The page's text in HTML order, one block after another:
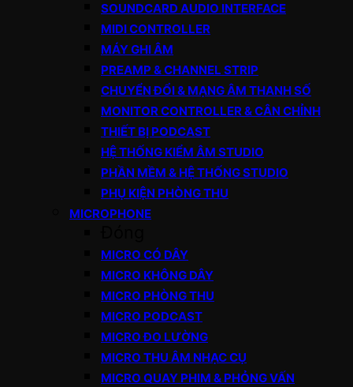
SOUNDCARD AUDIO INTERFACE
MIDI CONTROLLER
MÁY GHI ÂM
PREAMP & CHANNEL STRIP
CHUYỂN ĐỔI & MẠNG ÂM THANH SỐ
MONITOR CONTROLLER & CÂN CHỈNH
THIẾT BỊ PODCAST
HỆ THỐNG KIỂM ÂM STUDIO
PHẦN MỀM & HỆ THỐNG STUDIO
PHỤ KIỆN PHÒNG THU
MICROPHONE
MICRO CÓ DÂY
MICRO KHÔNG DÂY
MICRO PHÒNG THU
MICRO PODCAST
MICRO ĐO LƯỜNG
MICRO THU ÂM NHẠC CỤ
MICRO QUAY PHIM & PHỎNG VẤN